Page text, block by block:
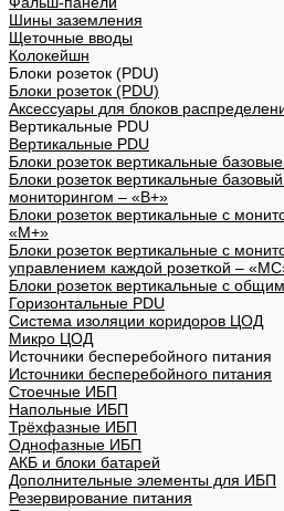
Шины заземления
Щеточные вводы
Колокейшн
Блоки розеток (PDU)
Блоки розеток (PDU)
Аксессуары для блоков
Вертикальные PDU
Вертикальные PDU
Блоки розеток вертикальные
Блоки розеток вертикальные
мониторингом – «В+»
Блоки розеток вертикальные с
«М+»
Блоки розеток вертикальные с
управлением каждой розеткой –
Блоки розеток вертикальные с
Горизонтальные PDU
Система изоляции коридоров ЦОД
Микро ЦОД
Источники бесперебойного питания
Источники бесперебойного питания
Стоечные ИБП
Напольные ИБП
Трёхфазные ИБП
Однофазные ИБП
АКБ и блоки батарей
Дополнительные элементы для ИБП
Резервирование питания